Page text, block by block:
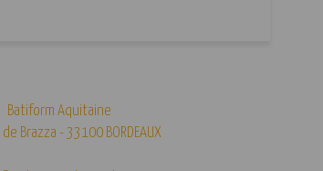
Batiform Aquitaine
Brazza - 33100 BORDEAUX